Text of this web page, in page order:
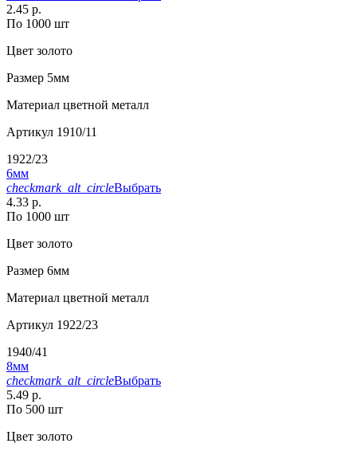
2.45 р.
По 1000 шт
Цвет золото
Размер 5мм
Материал цветной металл
Артикул 1910/11
1922/23
6мм
checkmark_alt_circleВыбрать
4.33 р.
По 1000 шт
Цвет золото
Размер 6мм
Материал цветной металл
Артикул 1922/23
1940/41
8мм
checkmark_alt_circleВыбрать
5.49 р.
По 500 шт
Цвет золото